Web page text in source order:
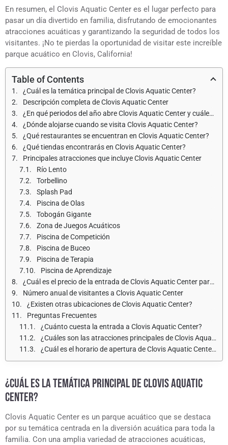
En resumen, el Clovis Aquatic Center es el lugar perfecto para
pasar un día divertido en familia, disfrutando de emocionantes
atracciones acuáticas y garantizando la seguridad de todos los
visitantes. ¡No te pierdas la oportunidad de visitar este increíble
parque acuático en Clovis, California!
Table of Contents
¿Cuál es la temática principal de Clovis Aquatic Center?
Descripción completa de Clovis Aquatic Center
¿En qué periodos del año abre Clovis Aquatic Center y cuáles son los horarios de apertura?
¿Dónde alojarse cuando se visita Clovis Aquatic Center?
¿Qué restaurantes se encuentran en Clovis Aquatic Center?
¿Qué tiendas encontrarás en Clovis Aquatic Center?
Principales atracciones que incluye Clovis Aquatic Center
Río Lento
Torbellino
Splash Pad
Piscina de Olas
Tobogán Gigante
Zona de Juegos Acuáticos
Piscina de Competición
Piscina de Buceo
Piscina de Terapia
Piscina de Aprendizaje
¿Cuál es el precio de la entrada de Clovis Aquatic Center para adultos y niños?
Número anual de visitantes a Clovis Aquatic Center
¿Existen otras ubicaciones de Clovis Aquatic Center?
Preguntas Frecuentes
¿Cuánto cuesta la entrada a Clovis Aquatic Center?
¿Cuáles son las atracciones principales de Clovis Aquatic Center?
¿Cuál es el horario de apertura de Clovis Aquatic Center?
¿CUÁL ES LA TEMÁTICA PRINCIPAL DE CLOVIS AQUATIC
CENTER?
Clovis Aquatic Center es un parque acuático que se destaca
por su temática centrada en la diversión acuática para toda la
familia. Con una amplia variedad de atracciones acuáticas,